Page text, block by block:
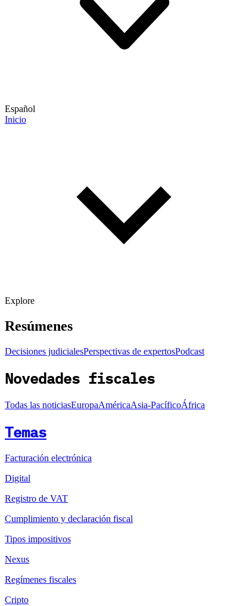
Español
Inicio
Explore
Resúmenes
Decisiones judicialesPerspectivas de expertosPodcast
Novedades fiscales
Todas las noticiasEuropaAméricaAsia-PacíficoÁfrica
Temas
Facturación electrónica
Digital
Registro de VAT
Cumplimiento y declaración fiscal
Tipos impositivos
Nexus
Regímenes fiscales
Cripto